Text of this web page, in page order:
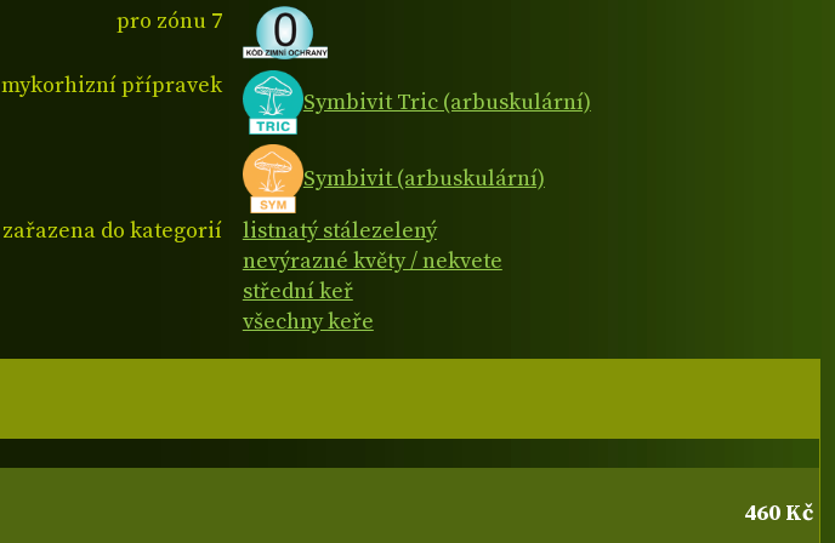
pro zónu 7
mykorhizní přípravek
Symbivit Tric (arbuskulární)
Symbivit (arbuskulární)
zařazena do kategorií
listnatý stálezelený
nevýrazné květy / nekvete
střední keř
všechny keře
460 Kč